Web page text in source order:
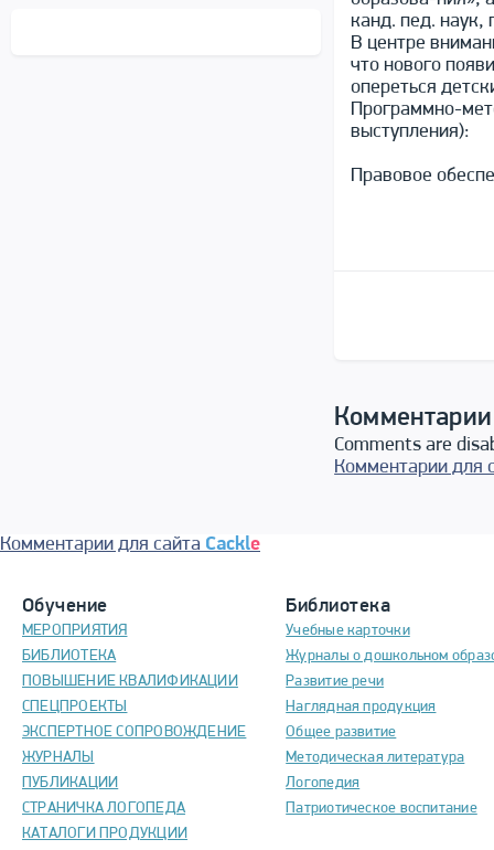
канд. пед.
В центре
что нового
опереться
Программно-
выступления):
Правовое
Comments are
Комментарии для
Комментарии для сайта Cackle
Обучение
МЕРОПРИЯТИЯ
БИБЛИОТЕКА
ПОВЫШЕНИЕ КВАЛИФИКАЦИИ
СПЕЦПРОЕКТЫ
ЭКСПЕРТНОЕ СОПРОВОЖДЕНИЕ
ЖУРНАЛЫ
ПУБЛИКАЦИИ
СТРАНИЧКА ЛОГОПЕДА
КАТАЛОГИ ПРОДУКЦИИ
Библиотека
Учебные карточки
Журналы о дошкольном
Развитие речи
Наглядная продукция
Общее развитие
Методическая литература
Логопедия
Патриотическое воспитание